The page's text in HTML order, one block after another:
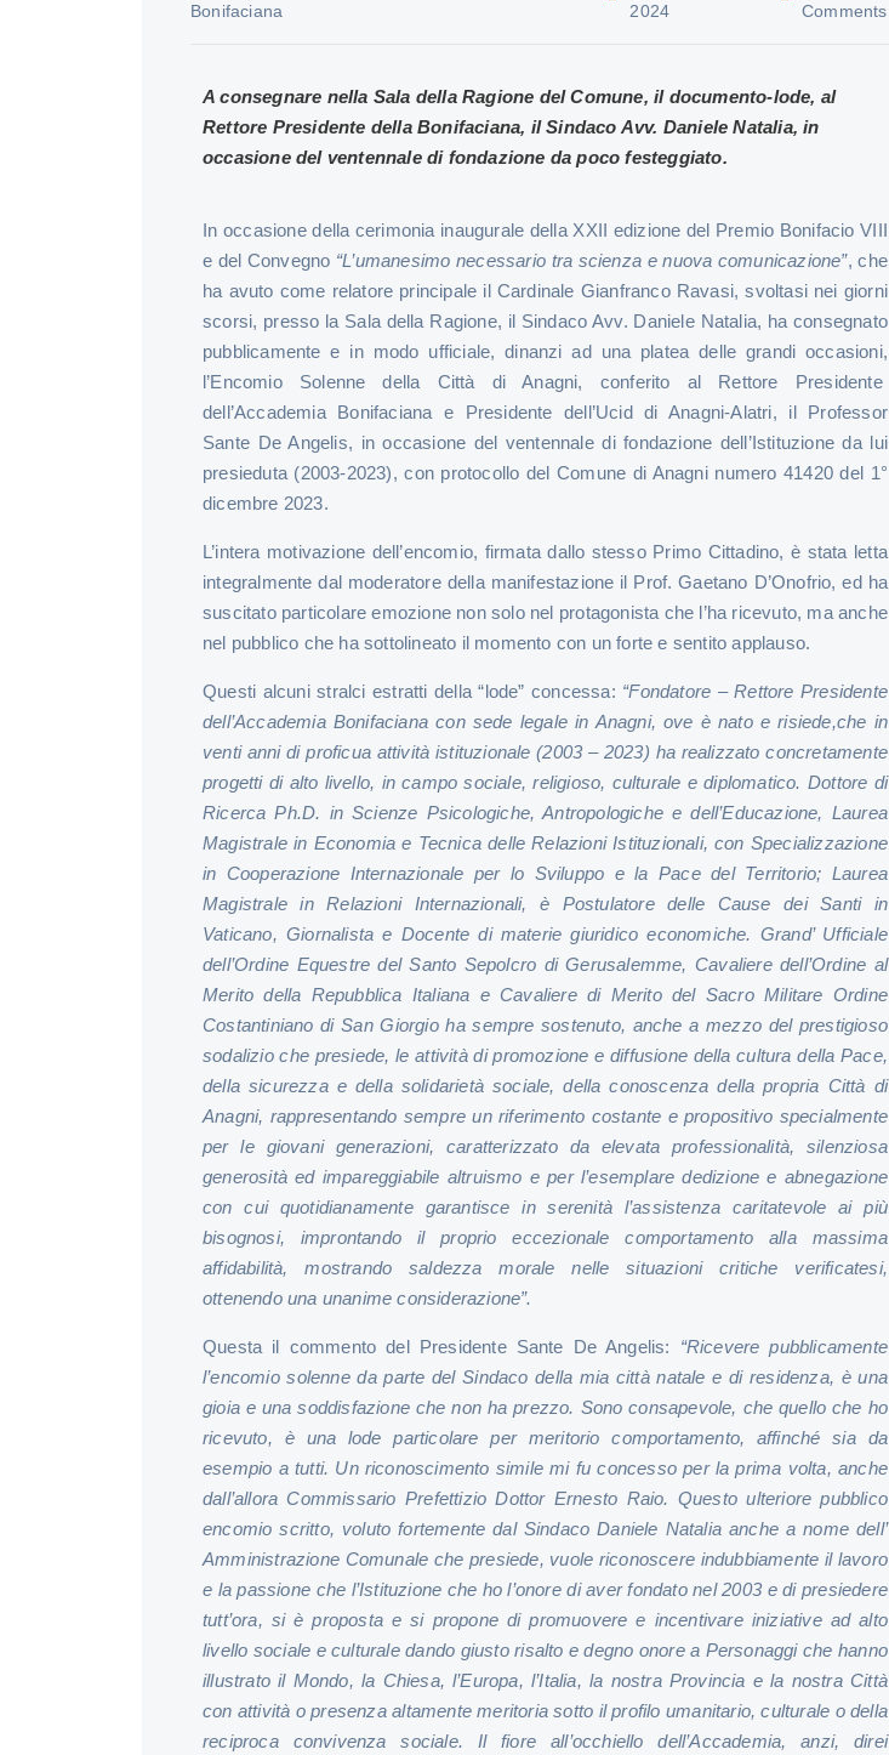
Bonifaciana
2024
Comments
A consegnare nella Sala della Ragione del Comune, il documento-lode, al
Rettore Presidente della Bonifaciana, il Sindaco Avv. Daniele Natalia, in
occasione del ventennale di fondazione da poco festeggiato.
In occasione della cerimonia inaugurale della XXII edizione del Premio Bonifacio VIII
e del Convegno “L’umanesimo necessario tra scienza e nuova comunicazione”, che
ha avuto come relatore principale il Cardinale Gianfranco Ravasi, svoltasi nei giorni
scorsi, presso la Sala della Ragione, il Sindaco Avv. Daniele Natalia, ha consegnato
pubblicamente e in modo ufficiale, dinanzi ad una platea delle grandi occasioni,
l’Encomio Solenne della Città di Anagni, conferito al Rettore Presidente
dell’Accademia Bonifaciana e Presidente dell’Ucid di Anagni-Alatri, il Professor
Sante De Angelis, in occasione del ventennale di fondazione dell’Istituzione da lui
presieduta (2003-2023), con protocollo del Comune di Anagni numero 41420 del 1°
dicembre 2023.
L’intera motivazione dell’encomio, firmata dallo stesso Primo Cittadino, è stata letta
integralmente dal moderatore della manifestazione il Prof. Gaetano D’Onofrio, ed ha
suscitato particolare emozione non solo nel protagonista che l’ha ricevuto, ma anche
nel pubblico che ha sottolineato il momento con un forte e sentito applauso.
Questi alcuni stralci estratti della “lode” concessa: “Fondatore – Rettore Presidente
dell’Accademia Bonifaciana con sede legale in Anagni, ove è nato e risiede,che in
venti anni di proficua attività istituzionale (2003 – 2023) ha realizzato concretamente
progetti di alto livello, in campo sociale, religioso, culturale e diplomatico. Dottore di
Ricerca Ph.D. in Scienze Psicologiche, Antropologiche e dell’Educazione, Laurea
Magistrale in Economia e Tecnica delle Relazioni Istituzionali, con Specializzazione
in Cooperazione Internazionale per lo Sviluppo e la Pace del Territorio; Laurea
Magistrale in Relazioni Internazionali, è Postulatore delle Cause dei Santi in
Vaticano, Giornalista e Docente di materie giuridico economiche. Grand’ Ufficiale
dell’Ordine Equestre del Santo Sepolcro di Gerusalemme, Cavaliere dell’Ordine al
Merito della Repubblica Italiana e Cavaliere di Merito del Sacro Militare Ordine
Costantiniano di San Giorgio ha sempre sostenuto, anche a mezzo del prestigioso
sodalizio che presiede, le attività di promozione e diffusione della cultura della Pace,
della sicurezza e della solidarietà sociale, della conoscenza della propria Città di
Anagni, rappresentando sempre un riferimento costante e propositivo specialmente
per le giovani generazioni, caratterizzato da elevata professionalità, silenziosa
generosità ed impareggiabile altruismo e per l’esemplare dedizione e abnegazione
con cui quotidianamente garantisce in serenità l’assistenza caritatevole ai più
bisognosi, improntando il proprio eccezionale comportamento alla massima
affidabilità, mostrando saldezza morale nelle situazioni critiche verificatesi,
ottenendo una unanime considerazione”.
Questa il commento del Presidente Sante De Angelis: “Ricevere pubblicamente
l’encomio solenne da parte del Sindaco della mia città natale e di residenza, è una
gioia e una soddisfazione che non ha prezzo. Sono consapevole, che quello che ho
ricevuto, è una lode particolare per meritorio comportamento, affinché sia da
esempio a tutti. Un riconoscimento simile mi fu concesso per la prima volta, anche
dall’allora Commissario Prefettizio Dottor Ernesto Raio. Questo ulteriore pubblico
encomio scritto, voluto fortemente dal Sindaco Daniele Natalia anche a nome dell’
Amministrazione Comunale che presiede, vuole riconoscere indubbiamente il lavoro
e la passione che l’Istituzione che ho l’onore di aver fondato nel 2003 e di presiedere
tutt’ora, si è proposta e si propone di promuovere e incentivare iniziative ad alto
livello sociale e culturale dando giusto risalto e degno onore a Personaggi che hanno
illustrato il Mondo, la Chiesa, l’Europa, l’Italia, la nostra Provincia e la nostra Città
con attività o presenza altamente meritoria sotto il profilo umanitario, culturale o della
reciproca convivenza sociale. Il fiore all’occhiello dell’Accademia, anzi, direi